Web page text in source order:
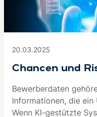
20.03.2025
Chancen und
Bewerberdaten
Informationen, die
Wenn KI-gestützte